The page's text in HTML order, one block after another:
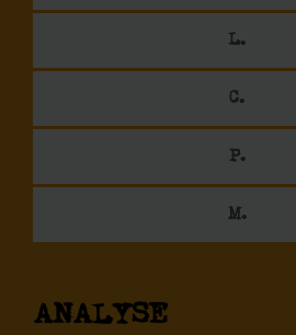
L.
C.
P.
M.
ANALYSE